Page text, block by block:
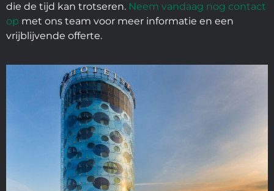
die de tijd kan trotseren. Neem vandaag nog contact
op met ons team voor meer informatie en een
vrijblijvende offerte.